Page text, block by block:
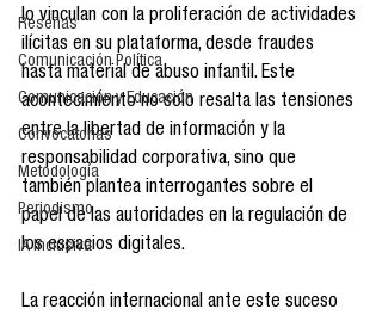
Reseñas
Comunicación Política
Comunicación y Educación
Convocatorias
Metodología
Periodismo
IA Inclusiva
lo vinculan con la proliferación de actividades
ilícitas en su plataforma, desde fraudes
hasta material de abuso infantil. Este
acontecimiento no solo resalta las tensiones
entre la libertad de información y la
responsabilidad corporativa, sino que
también plantea interrogantes sobre el
papel de las autoridades en la regulación de
los espacios digitales.
La reacción internacional ante este suceso